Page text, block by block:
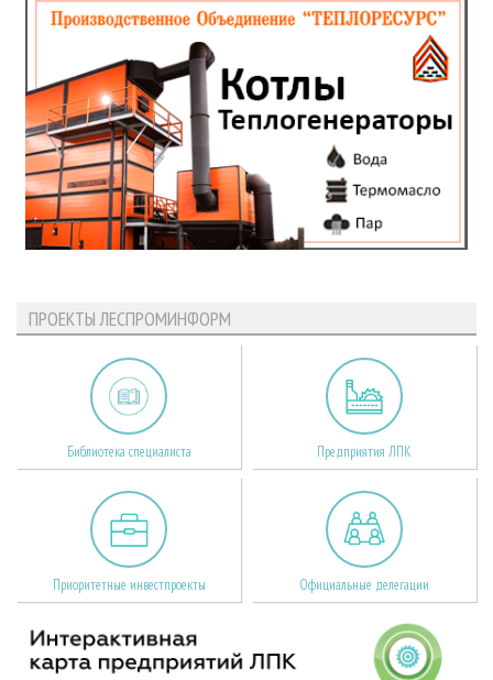
ПРОЕКТЫ ЛЕСПРОМИНФОРМ
Библиотека специалиста Предприятия ЛПК
Приоритетные инвестпроекты Официальные делегации